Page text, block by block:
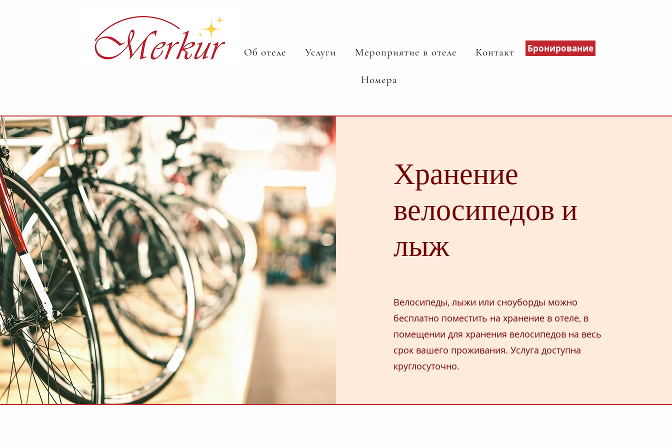
Об отеле Услуги Мероприятие в отеле Контакт
Номера
Бронирование
Хранение
велосипедов и
лыж
Велосипеды, лыжи или сноуборды можно
бесплатно поместить на хранение в отеле, в
помещении для хранения велосипедов на весь
срок вашего проживания. Услуга доступна
круглосуточно.